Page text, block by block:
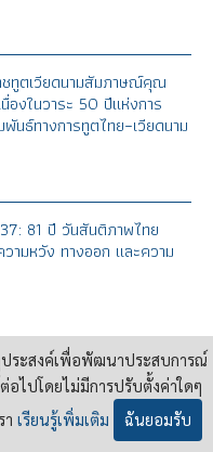
ชทูตเวียดนามสัมภาษณ์คุณ
องในวาระ 50 ปีแห่งการ
นธ์ทางการทูตไทย–เวียดนาม
81 ปี วันสันติภาพไทย
ามหวัง ทางออก และความ
ยะ” ในความทรงจำของปรีดี
ประสงค์เพื่อพัฒนาประสบการณ์
ไปโดยไม่มีการปรับตั้งค่าใดๆ
เรียนรู้เพิ่มเติม ฉันยอมรับ